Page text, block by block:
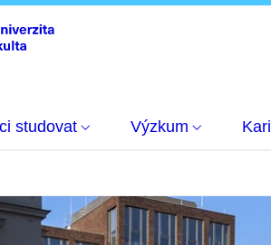
studovat Výzkum